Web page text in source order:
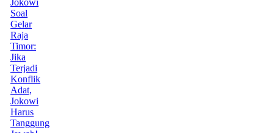
Soal
Gelar
Raja
Timor:
Jika
Terjadi
Konflik
Adat,
Jokowi
Harus
Tanggung